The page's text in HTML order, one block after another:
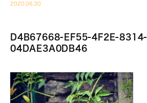
2020.06.30
D4B67668-EF55-4F2E-8314-
04DAE3A0DB46